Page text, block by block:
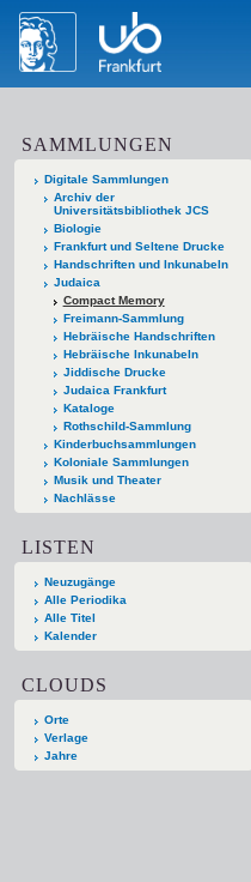
SAMMLUNGEN
Digitale Sammlungen
Archiv der
Universitätsbibliothek JCS
Biologie
Frankfurt und Seltene Drucke
Handschriften und Inkunabeln
Judaica
Compact Memory
Freimann-Sammlung
Hebräische Handschriften
Hebräische Inkunabeln
Jiddische Drucke
Judaica Frankfurt
Kataloge
Rothschild-Sammlung
Kinderbuchsammlungen
Koloniale Sammlungen
Musik und Theater
Nachlässe
LISTEN
Neuzugänge
Alle Periodika
Alle Titel
Kalender
CLOUDS
Orte
Verlage
Jahre